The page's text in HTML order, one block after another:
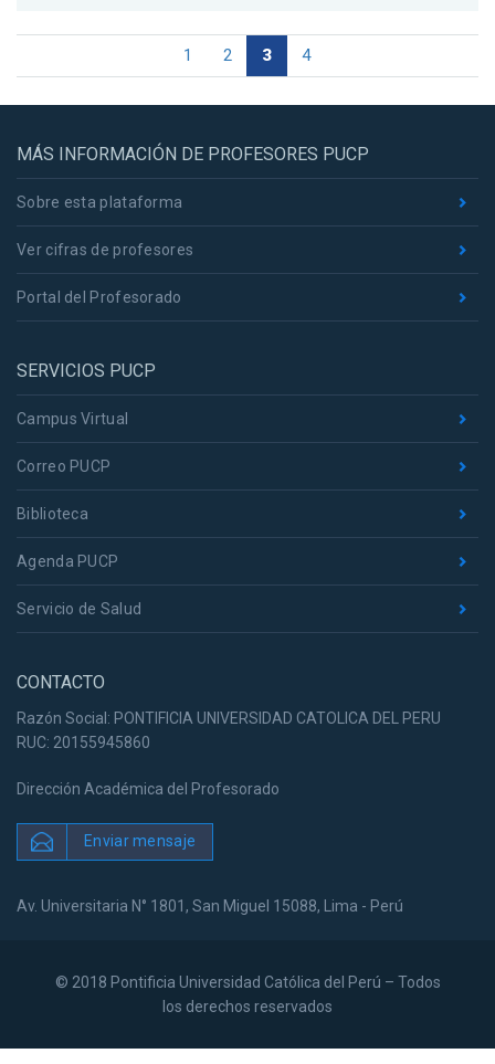
1 2 3 4
MÁS INFORMACIÓN DE PROFESORES PUCP
Sobre esta plataforma
Ver cifras de profesores
Portal del Profesorado
SERVICIOS PUCP
Campus Virtual
Correo PUCP
Biblioteca
Agenda PUCP
Servicio de Salud
CONTACTO
Razón Social: PONTIFICIA UNIVERSIDAD CATOLICA DEL PERU
RUC: 20155945860
Dirección Académica del Profesorado
Enviar mensaje
Av. Universitaria N° 1801, San Miguel 15088, Lima - Perú
© 2018 Pontificia Universidad Católica del Perú – Todos
los derechos reservados